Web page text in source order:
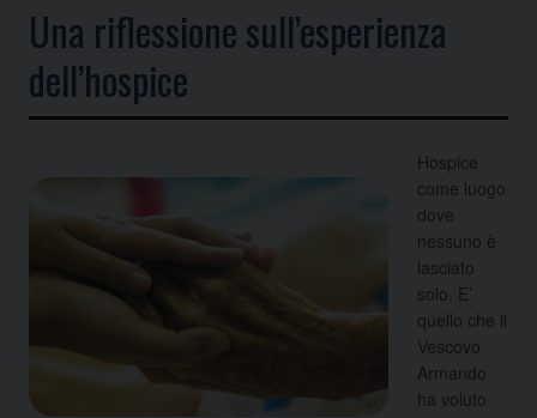
Una riflessione sull’esperienza
dell’hospice
Hospice
come luogo
dove
nessuno è
lasciato
solo. E’
quello che il
Vescovo
Armando
ha voluto